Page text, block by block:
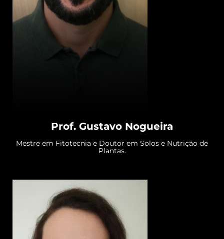
Prof. Gustavo Nogueira
Mestre em Fitotecnia e Doutor em Solos e Nutrição de
Plantas.